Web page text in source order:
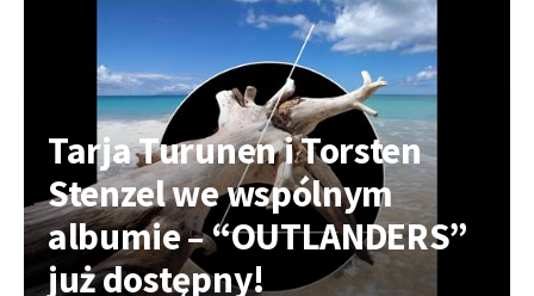
Tarja Turunen i Torsten
Stenzel we wspólnym
albumie – “OUTLANDERS”
już dostępny!